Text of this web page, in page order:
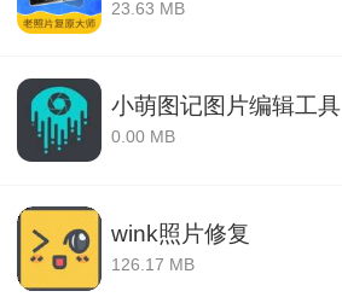
23.63 MB
小萌图记图片编辑工具
0.00 MB
wink照片修复
126.17 MB